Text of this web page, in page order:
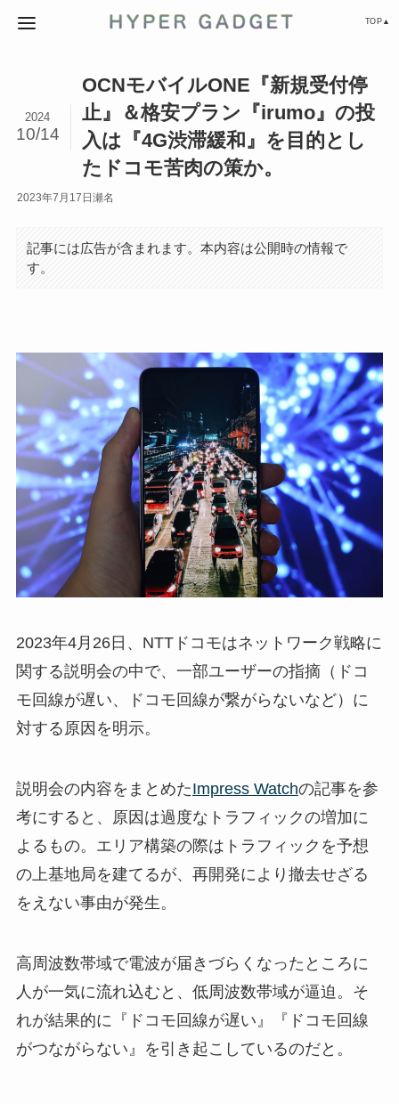
TOP▲
OCNモバイルONE『新規受付停
止』＆格安プラン『irumo』の投
入は『4G渋滞緩和』を目的とし
たドコモ苦肉の策か。
2024
10/14
2023年7月17日 瀬名
記事には広告が含まれます。本内容は公開時の情報で
す。
2023年4月26日、NTTドコモはネットワーク戦略に
関する説明会の中で、一部ユーザーの指摘（ドコ
モ回線が遅い、ドコモ回線が繋がらないなど）に
対する原因を明示。
説明会の内容をまとめたImpress Watchの記事を参
考にすると、原因は過度なトラフィックの増加に
よるもの。エリア構築の際はトラフィックを予想
の上基地局を建てるが、再開発により撤去せざる
をえない事由が発生。
高周波数帯域で電波が届きづらくなったところに
人が一気に流れ込むと、低周波数帯域が逼迫。そ
れが結果的に『ドコモ回線が遅い』『ドコモ回線
がつながらない』を引き起こしているのだと。